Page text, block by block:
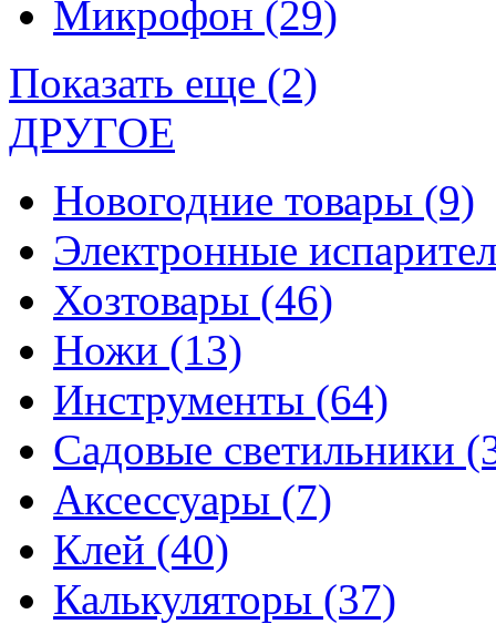
Микрофон (29)
Показать еще (2)
ДРУГОЕ
Новогодние товары (9)
Электронные
Хозтовары (46)
Ножи (13)
Инструменты (64)
Садовые светильники
Аксессуары (7)
Клей (40)
Калькуляторы (37)